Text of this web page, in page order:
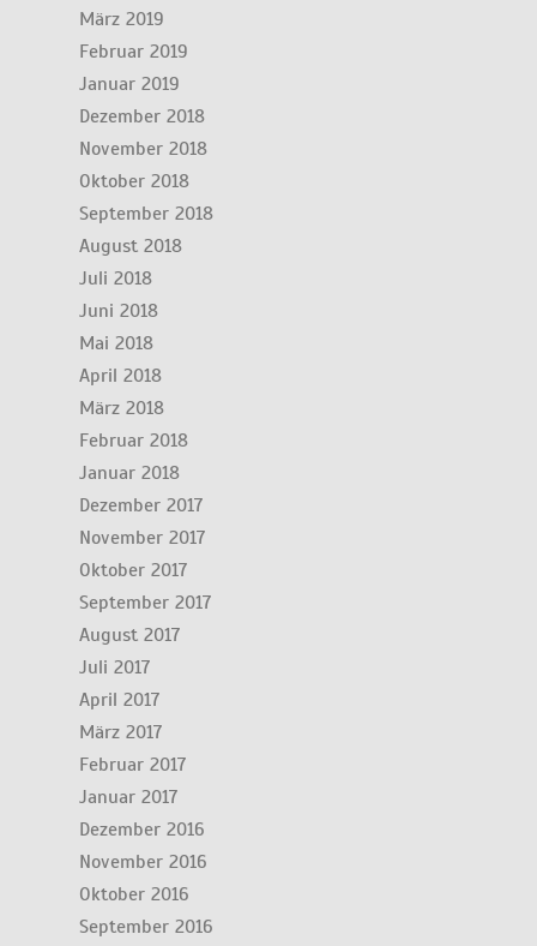
März 2019
Februar 2019
Januar 2019
Dezember 2018
November 2018
Oktober 2018
September 2018
August 2018
Juli 2018
Juni 2018
Mai 2018
April 2018
März 2018
Februar 2018
Januar 2018
Dezember 2017
November 2017
Oktober 2017
September 2017
August 2017
Juli 2017
April 2017
März 2017
Februar 2017
Januar 2017
Dezember 2016
November 2016
Oktober 2016
September 2016